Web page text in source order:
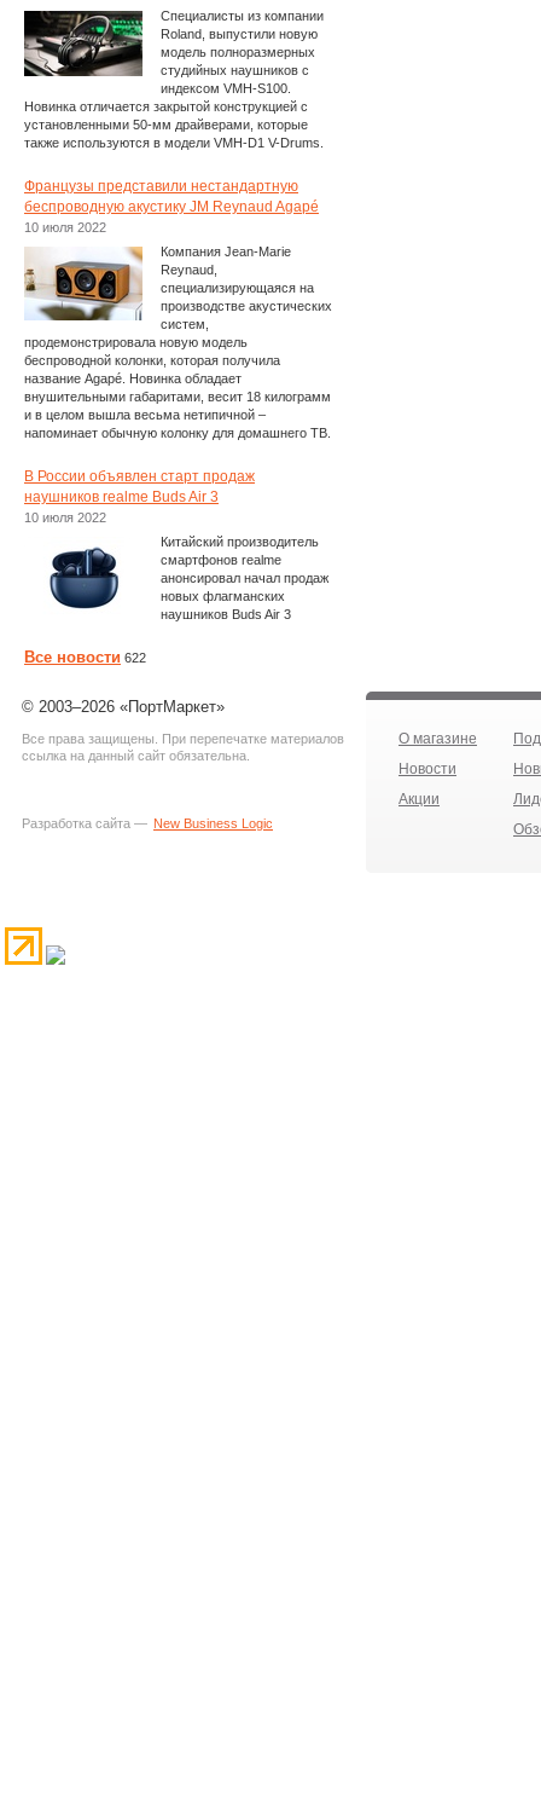
Специалисты из компании
Roland, выпустили новую
модель полноразмерных
студийных наушников с
индексом VMH-S100.
Новинка отличается закрытой конструкцией с
установленными 50-мм драйверами, которые
также используются в модели VMH-D1 V-Drums.
Французы представили нестандартную
беспроводную акустику JM Reynaud Agapé
10 июля 2022
Компания Jean-Marie
Reynaud,
специализирующаяся на
производстве акустических
систем,
продемонстрировала новую модель
беспроводной колонки, которая получила
название Agapé. Новинка обладает
внушительными габаритами, весит 18 килограмм
и в целом вышла весьма нетипичной –
напоминает обычную колонку для домашнего ТВ.
В России объявлен старт продаж
наушников realme Buds Air 3
10 июля 2022
Китайский производитель
смартфонов realme
анонсировал начал продаж
новых флагманских
наушников Buds Air 3
Все новости 622
© 2003–2026 «ПортМаркет»
Все права защищены. При перепечатке материалов
ссылка на данный сайт обязательна.
Разработка сайта — New Business Logic
О магазине
Новости
Акции